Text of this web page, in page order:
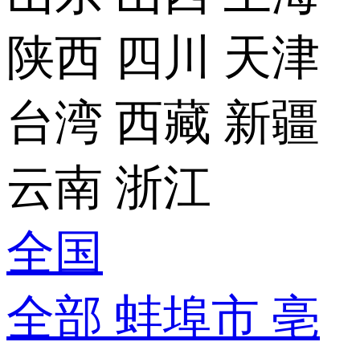
陕西 四川
天津
台湾 西藏 新疆
云南 浙江
全国
全部 蚌埠市 亳